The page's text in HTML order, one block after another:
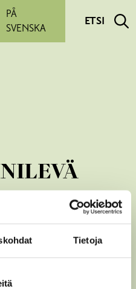
Tietoja
PÅ
SVENSKA
ETSI